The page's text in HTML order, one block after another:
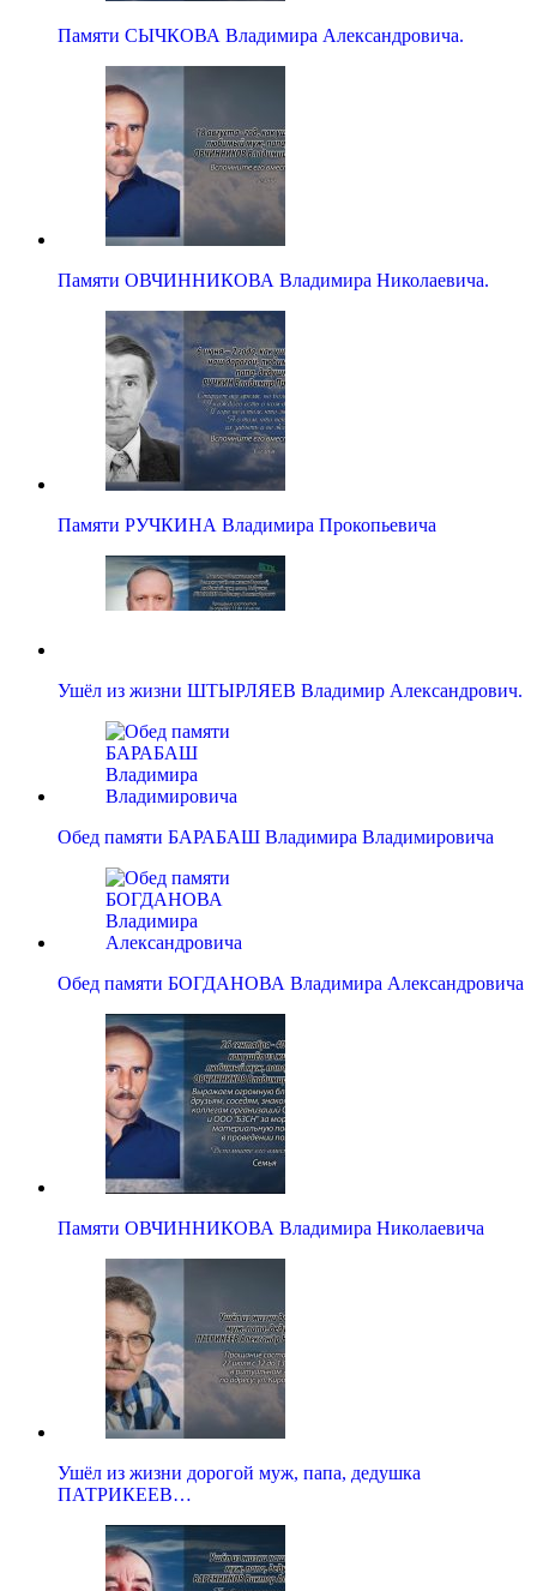
Памяти СЫЧКОВА Владимира Александровича.
Памяти ОВЧИННИКОВА Владимира Николаевича.
Памяти РУЧКИНА Владимира Прокопьевича
Ушёл из жизни ШТЫРЛЯЕВ Владимир Александрович.
Обед памяти БАРАБАШ Владимира Владимировича
Обед памяти БОГДАНОВА Владимира Александровича
Памяти ОВЧИННИКОВА Владимира Николаевича
Ушёл из жизни дорогой муж, папа, дедушка
ПАТРИКЕЕВ…